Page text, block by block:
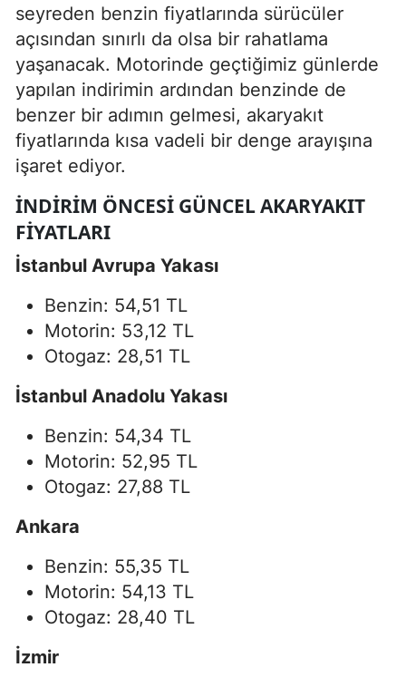
seyreden benzin fiyatlarında sürücüler
açısından sınırlı da olsa bir rahatlama
yaşanacak. Motorinde geçtiğimiz günlerde
yapılan indirimin ardından benzinde de
benzer bir adımın gelmesi, akaryakıt
fiyatlarında kısa vadeli bir denge arayışına
işaret ediyor.
İNDIRIM ÖNCESI GÜNCEL AKARYAKIT
FIYATLARI
İstanbul Avrupa Yakası
Benzin: 54,51 TL
Motorin: 53,12 TL
Otogaz: 28,51 TL
İstanbul Anadolu Yakası
Benzin: 54,34 TL
Motorin: 52,95 TL
Otogaz: 27,88 TL
Ankara
Benzin: 55,35 TL
Motorin: 54,13 TL
Otogaz: 28,40 TL
İzmir